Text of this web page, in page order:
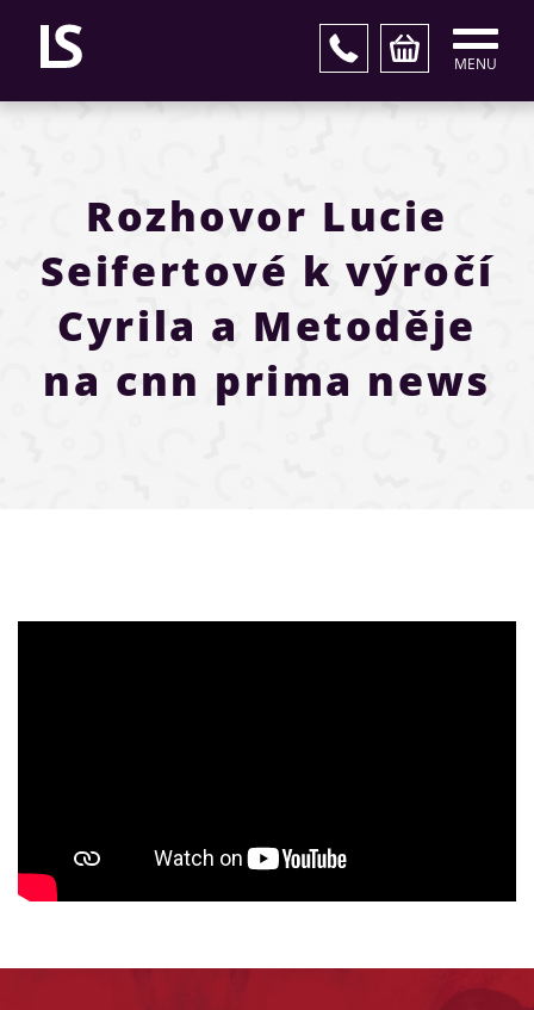
MENU
Rozhovor Lucie
Seifertové k výročí
Cyrila a Metoděje
na cnn prima news